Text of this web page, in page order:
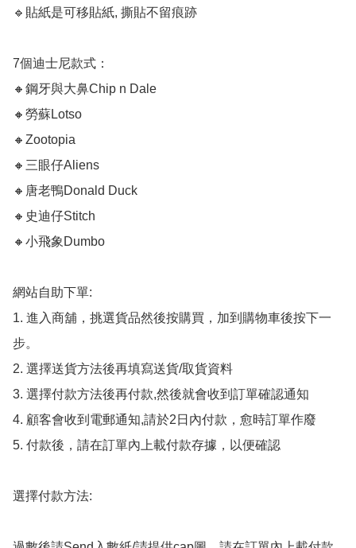
🔹貼紙是可移貼紙, 撕貼不留痕跡
7個迪士尼款式：
🔸鋼牙與大鼻Chip n Dale
🔸勞蘇Lotso
🔸Zootopia
🔸三眼仔Aliens
🔸唐老鴨Donald Duck
🔸史迪仔Stitch
🔸小飛象Dumbo
網站自助下單:
1. 進入商舖，挑選貨品然後按購買，加到購物車後按下一
步。
2. 選擇送貨方法後再填寫送貨/取貨資料
3. 選擇付款方法後再付款,然後就會收到訂單確認通知
4. 顧客會收到電郵通知,請於2日內付款，愈時訂單作廢
5. 付款後，請在訂單內上載付款存據，以便確認
選擇付款方法: